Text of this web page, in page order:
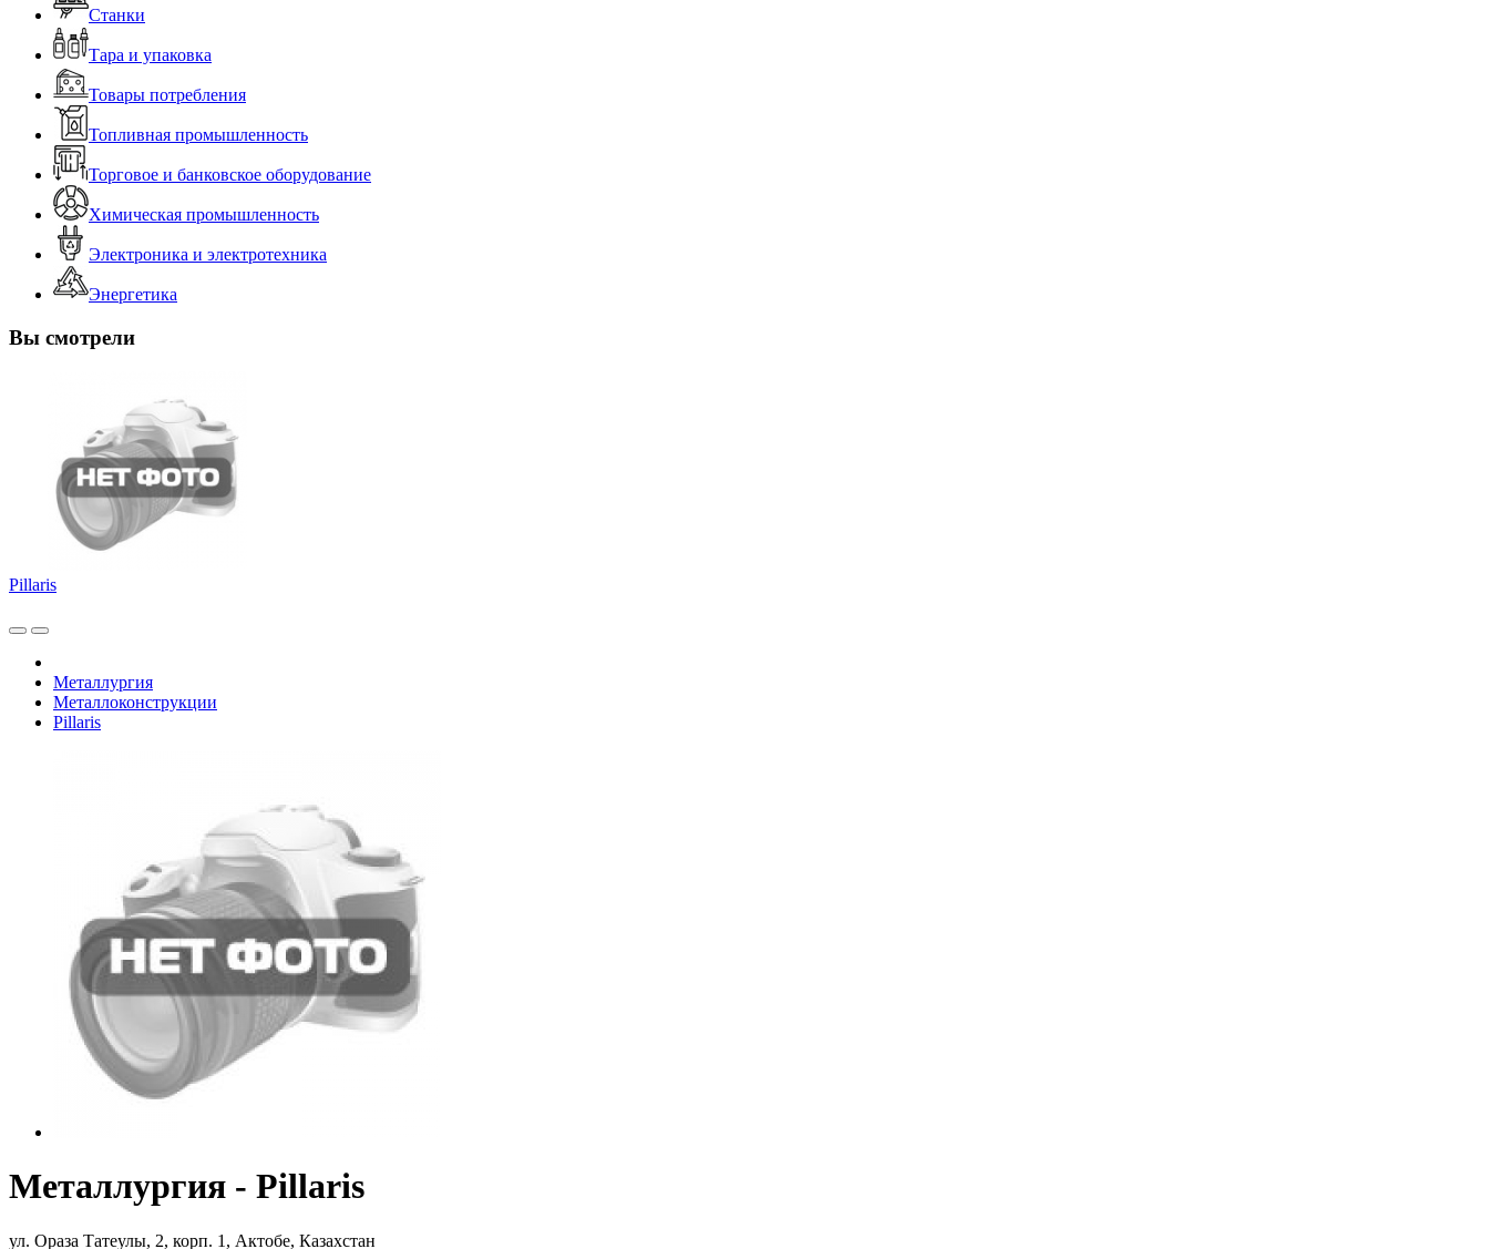
Станки
Тара и упаковка
Товары потребления
Топливная промышленность
Торговое и банковское оборудование
Химическая промышленность
Электроника и электротехника
Энергетика
Вы смотрели
Pillaris
Металлургия
Металлоконструкции
Pillaris
Металлургия - Pillaris
ул. Ораза Татеулы, 2, корп. 1, Актобе, Казахстан